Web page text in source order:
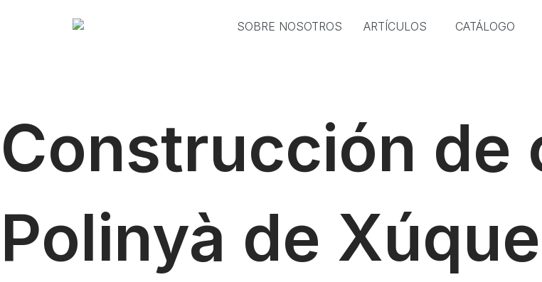
SOBRE NOSOTROS ARTÍCULOS CATÁLOGO
Construcción de
Polinyà de